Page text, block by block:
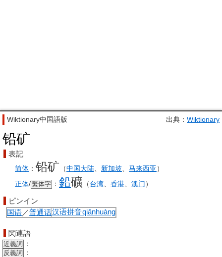
Wiktionary中国語版 出典： Wiktionary
铅矿
表記
简体 ： 铅矿 （中国大陆 新加坡 马来西亚）
正体/繁体字 ： 鉛礦 （台湾 香港 澳门）
ピンイン
国语／普通话汉语拼音qiānhuàng
関連語
近義詞 ：
反義詞 ：